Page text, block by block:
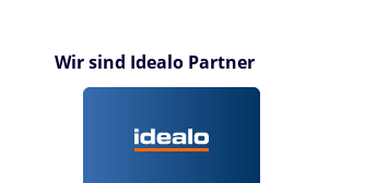
Wir sind Idealo Partner